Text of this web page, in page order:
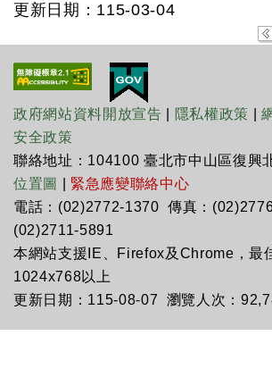
更新日期：115-03-04
政府網站資料開放宣告 隱私權政策 |
安全政策
聯絡地址：104100 臺北市中山區復興
位置圖
緊急應變聯絡中心
電話：(02)2772-1370 傳真：
(02)2711-5891
本網站支援IE、Firefox及Chrome，最
1024x768以上
更新日期：115-08-07 瀏覽人次：